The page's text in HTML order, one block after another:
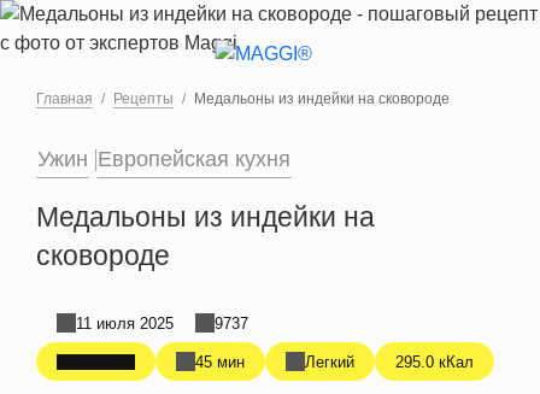
Перейти к основному содержанию
Главная Рецепты Медальоны из индейки на сковороде
Ужин Европейская кухня
Медальоны из индейки на
сковороде
45 мин Легкий 295.0 кКал
11 июля 2025 9737